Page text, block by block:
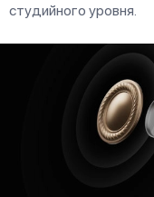
студийного уровня.